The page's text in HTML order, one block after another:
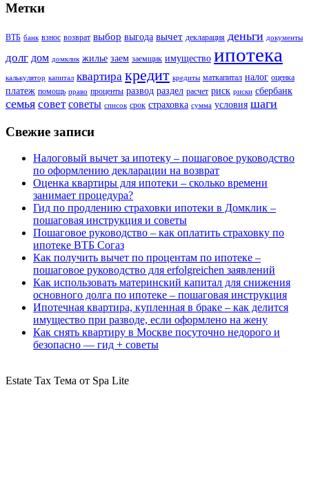
Метки
ВТБ банк взнос возврат выбор выгода вычет декларация деньги документы
долг дом домклик жилье заем заемщик имущество ипотека
калькулятор капитал квартира кредит кредиты маткапитал налог оценка
платеж помощь право проценты развод раздел расчет риск риски сбербанк
семья совет советы список срок страховка сумма условия шаги
Свежие записи
Налоговый вычет за ипотеку – пошаговое руководство
по оформлению декларации на возврат
Оценка квартиры для ипотеки – сколько времени
занимает процедура?
Гид по продлению страховки ипотеки в Домклик –
пошаговая инструкция и советы
Пошаговое руководство – как оплатить страховку по
ипотеке ВТБ Согаз
Как получить вычет по процентам по ипотеке –
пошаговое руководство для erfolgreichen заявлений
Как использовать материнский капитал для снижения
основного долга по ипотеке – пошаговая инструкция
Ипотечная квартира, купленная в браке – как делится
имущество при разводе, если оформлено на жену
Как снять квартиру в Москве посуточно недорого и
безопасно — гид + советы
Estate Tax Тема от Spa Lite